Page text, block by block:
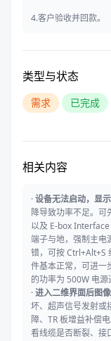
4.客户验收并回款。
类型与状态
需求 已完成
相关内容
·设备无法启动，显
降导致功率不足。可
以及 E-box
端子与地，强制主电
错，可按 Ctrl+Alt+S
件基本正常，可进一
的功率为 500W 电源
·进入二维界面后图
坏、超声信号发射或
障、TR 板增益补偿
看线缆是否断裂、接